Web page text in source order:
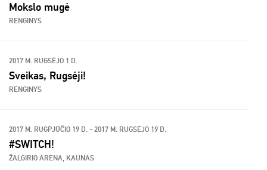
Mokslo mugė
RENGINYS
2017 M. RUGSĖJO 1 D.
Sveikas, Rugsėji!
RENGINYS
2017 M. RUGPJŪČIO 19 D. - 2017 M. RUGSĖJO 19 D.
#SWITCH!
ŽALGIRIO ARENA, KAUNAS